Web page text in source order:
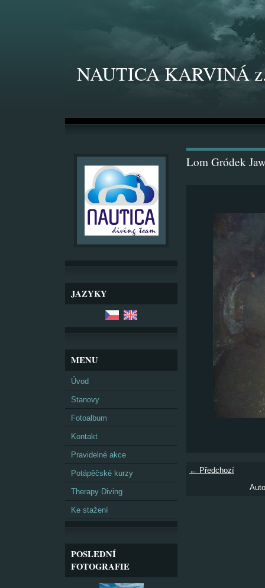
NAUTICA KARVINÁ
JAZYKY
MENU
Úvod
Stanovy
Fotoalbum
Kontakt
Pravidelné akce
Potápěčské kurzy
Therapy Diving
Ke stažení
POSLEDNÍ
FOTOGRAFIE
Lom Gródek
← Předchozí